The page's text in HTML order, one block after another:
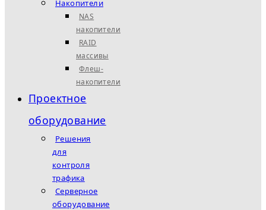
Накопители
NAS
накопители
RAID
массивы
Флеш-
накопители
Проектное
оборудование
Решения
для
контроля
трафика
Серверное
оборудование